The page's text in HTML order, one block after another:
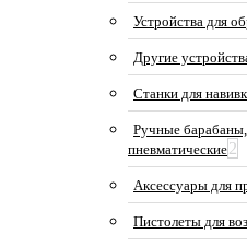
Устройства для
Другие
Станки для
Ручные барабаны,
пневматические2
Аксессуары для
Пистолеты для